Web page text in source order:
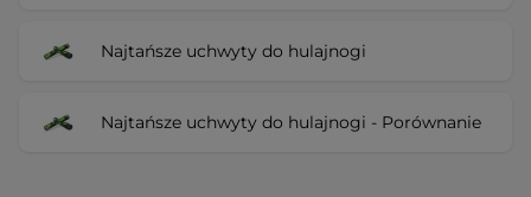
Najtańsze uchwyty do hulajnogi
Najtańsze uchwyty do hulajnogi - Porównanie